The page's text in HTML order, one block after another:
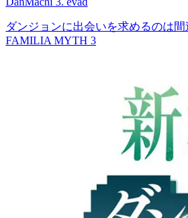
ダンジョンに出会いを求めるのは
FAMILIA MYTH 3